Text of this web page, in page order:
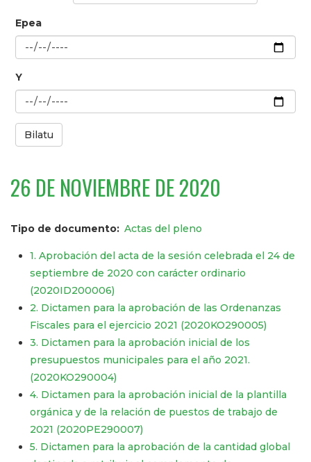
Epea
Y
Bilatu
26 DE NOVIEMBRE DE 2020
Tipo de documento Actas del pleno
1. Aprobación del acta de la sesión celebrada el 24 de
septiembre de 2020 con carácter ordinario
(2020ID200006)
2. Dictamen para la aprobación de las Ordenanzas
Fiscales para el ejercicio 2021 (2020KO290005)
3. Dictamen para la aprobación inicial de los
presupuestos municipales para el año 2021.
(2020KO290004)
4. Dictamen para la aprobación inicial de la plantilla
orgánica y de la relación de puestos de trabajo de
2021 (2020PE290007)
5. Dictamen para la aprobación de la cantidad global